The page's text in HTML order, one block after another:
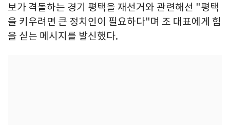
보가 격돌하는 경기 평택을 재선거와 관련해선 "평택
을 키우려면 큰 정치인이 필요하다"며 조 대표에게 힘
을 싣는 메시지를 발신했다.